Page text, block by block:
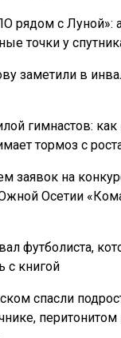
рядом с Луной»:
точки у
заметили в
гимнастов: как
тормоз с
заявок на
Осетии
футболиста,
с книгой
спасли
перитонитом